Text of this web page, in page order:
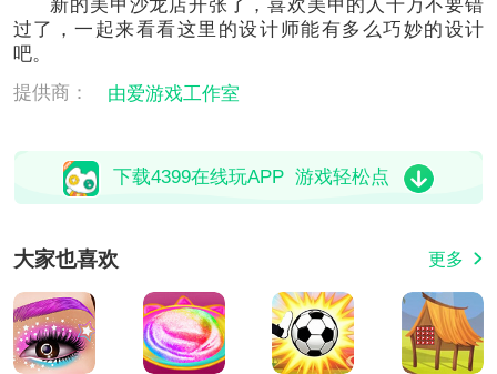
新的美甲沙龙店开张了，喜欢美甲的人千万不要错
过了，一起来看看这里的设计师能有多么巧妙的设计
吧。
提供商：
由爱游戏工作室
下载4399在线玩APP 游戏轻松点
大家也喜欢 更多